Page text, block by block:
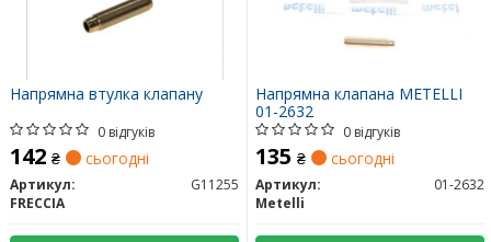
Напрямна втулка клапану
0 відгуків
142 ₴ сьогодні
Артикул:
G11255
FRECCIA
Напрямна клапана METELLI
01-2632
0 відгуків
135 ₴ сьогодні
Артикул:
01-2632
Metelli